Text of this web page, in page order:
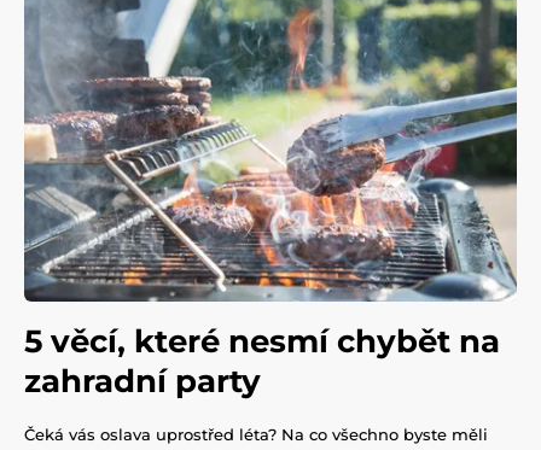
5 věcí, které nesmí chybět na
zahradní party
Čeká vás oslava uprostřed léta? Na co všechno byste měli